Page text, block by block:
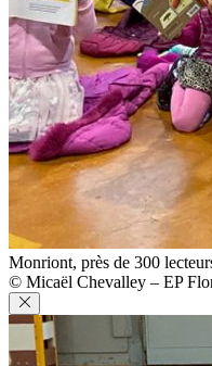
Monriont, près de 300
© Micaël Chevalley – EP